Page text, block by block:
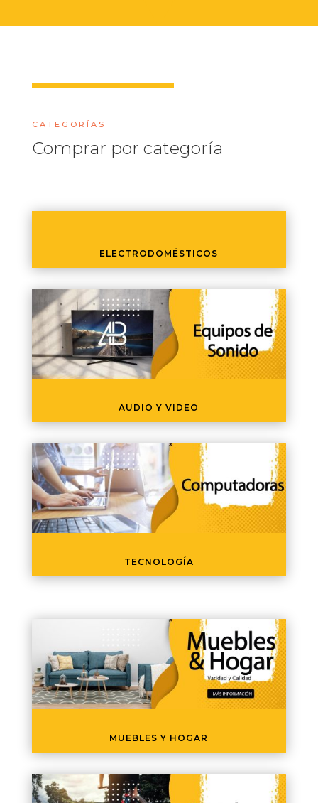
CATEGORÍAS
Comprar por categoría
ELECTRODOMÉSTICOS
AUDIO Y VIDEO
TECNOLOGÍA
MUEBLES Y HOGAR